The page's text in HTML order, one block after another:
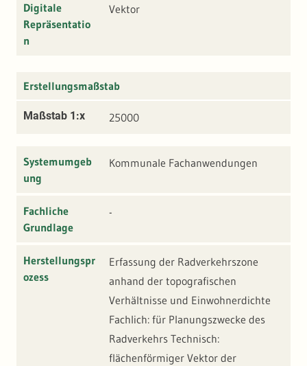
Digitale
Repräsentatio
n
Vektor
Erstellungsmaßstab
Maßstab 1:x 25000
Systemumgeb
ung
Kommunale Fachanwendungen
Fachliche
Grundlage
-
Herstellungspr
ozess
Erfassung der Radverkehrszone
anhand der topografischen
Verhältnisse und Einwohnerdichte
Fachlich: für Planungszwecke des
Radverkehrs Technisch:
flächenförmiger Vektor der